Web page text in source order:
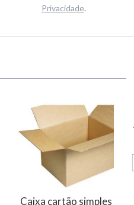
Privacidade.
Caixa cartão simples